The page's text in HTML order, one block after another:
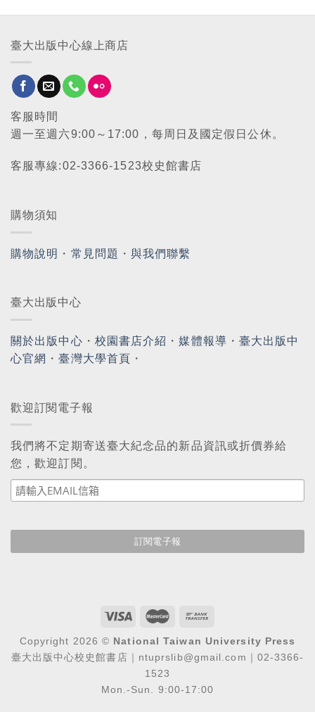
臺大出版中心線上商店
客服時間
週一至週六9:00～17:00，每周日及國定假日公休。
客服專線:02-3366-1523校史館書店
購物須知
購物說明 ・ 常見問題 ・與我們聯繫
臺大出版中心
關於出版中心 ・ 校園書店介紹 ・媒體報導 ・ 臺大出版中
心官網 ・臺灣大學首頁 ・
歡迎訂閱電子報
我們將不定期寄送臺大紀念品的新品資訊或折價券給
您，歡迎訂閱。
Copyright 2026 © National Taiwan University Press
臺大出版中心校史館書店｜ntuprslib@gmail.com｜02-3366-
1523
Mon.-Sun. 9:00-17:00